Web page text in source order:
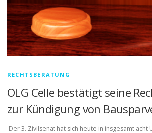
RECHTSBERATUNG
OLG Celle bestätigt seine
zur Kündigung von
Der 3. Zivilsenat hat sich heute in insgesamt acht